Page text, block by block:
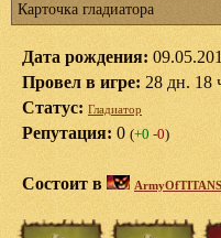
Карточка гладиатора
Дата рождения:
Провел в игре: 28 дн. 18
Статус: Гладиатор
Репутация: 0 (+0 -0)
Состоит в ArmyOfTITANS